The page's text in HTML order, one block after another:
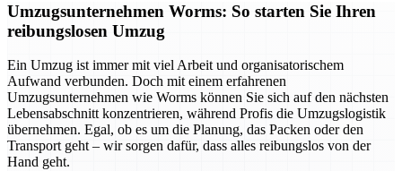
Umzugsunternehmen Worms: So starten Sie Ihren
reibungslosen Umzug
Ein Umzug ist immer mit viel Arbeit und organisatorischem
Aufwand verbunden. Doch mit einem erfahrenen
Umzugsunternehmen wie Worms können Sie sich auf den nächsten
Lebensabschnitt konzentrieren, während Profis die Umzugslogistik
übernehmen. Egal, ob es um die Planung, das Packen oder den
Transport geht – wir sorgen dafür, dass alles reibungslos von der
Hand geht.